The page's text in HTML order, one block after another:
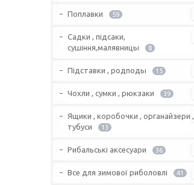
Поплавки 59
Садки , підсаки,
сушіння,малявницы
8
Підставки , родподы 15
Чохли , сумки , рюкзаки 39
Ящики , коробочки , органайзери ,
тубуси
13
Рибальські аксесуари 36
Все для зимової риболовлі 41